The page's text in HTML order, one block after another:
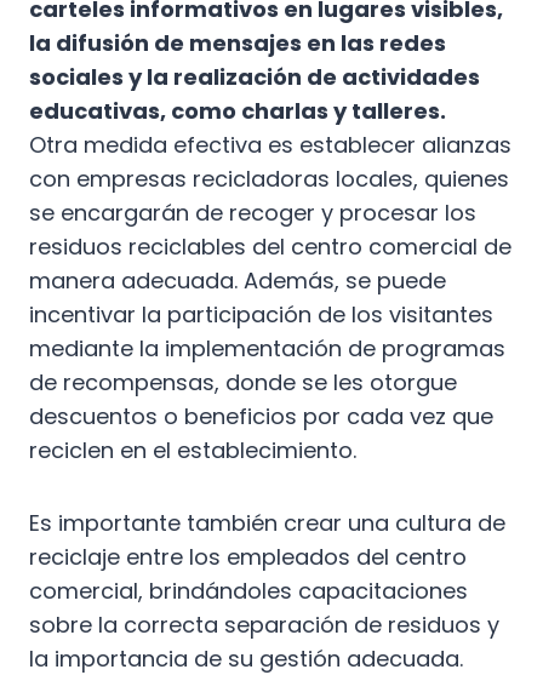
carteles informativos en lugares visibles,
la difusión de mensajes en las redes
sociales y la realización de actividades
educativas, como charlas y talleres.
Otra medida efectiva es establecer alianzas
con empresas recicladoras locales, quienes
se encargarán de recoger y procesar los
residuos reciclables del centro comercial de
manera adecuada. Además, se puede
incentivar la participación de los visitantes
mediante la implementación de programas
de recompensas, donde se les otorgue
descuentos o beneficios por cada vez que
reciclen en el establecimiento.
Es importante también crear una cultura de
reciclaje entre los empleados del centro
comercial, brindándoles capacitaciones
sobre la correcta separación de residuos y
la importancia de su gestión adecuada.